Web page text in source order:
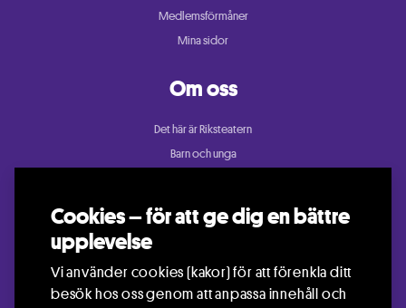
Cookies – för att ge dig en bättre
upplevelse
Vi använder cookies (kakor) för att förenkla ditt
besök hos oss genom att anpassa innehåll och
Medlemsförmåner
Mina sidor
Om oss
Det här är Riksteatern
Barn och unga
Konsert och festival
Samtida cirkus
Teater